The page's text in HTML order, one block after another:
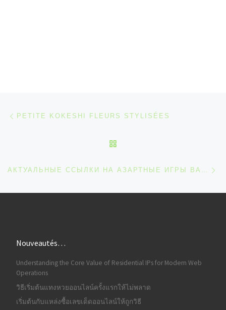
Parcourir les articles
PETITE KOKESHI FLEURS STYLISÉES
Nouveautés…
Understanding the Core Value of Residential IPs for Modern Web
Operations
วิธีเริ่มต้นแทงหวยออนไลน์ครั้งแรกให้ไม่พลาด
เริ่มต้นกับแหล่งซื้อเลขเด็ดออนไลน์ให้ถูกวิธี